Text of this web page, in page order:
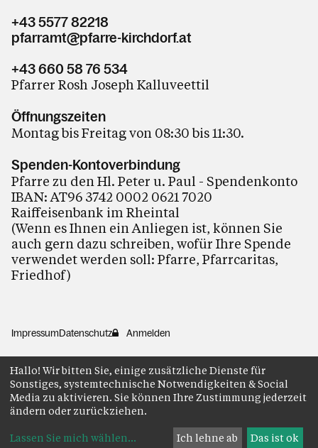
+43 5577 82218
pfarramt@pfarre-kirchdorf.at
+43 660 58 76 534
Pfarrer Rosh Joseph Kalluveettil
Öffnungszeiten
Montag bis Freitag von 08:30 bis 11:30.
Spenden-Kontoverbindung
Pfarre zu den Hl. Peter u. Paul - Spendenkonto
IBAN: AT96 3742 0002 0621 7020
Raiffeisenbank im Rheintal
(Wenn es Ihnen ein Anliegen ist, können Sie
auch gern dazu schreiben, wofür Ihre Spende
verwendet werden soll: Pfarre, Pfarrcaritas,
Friedhof)
ImpressumDatenschutz Anmelden
Hallo! Wir bitten Sie, einige zusätzliche Dienste für
Sonstiges, systemtechnische Notwendigkeiten & Social
Media zu aktivieren. Sie können Ihre Zustimmung jederzeit
ändern oder zurückziehen.
Lassen Sie mich wählen... Ich lehne ab Das ist ok